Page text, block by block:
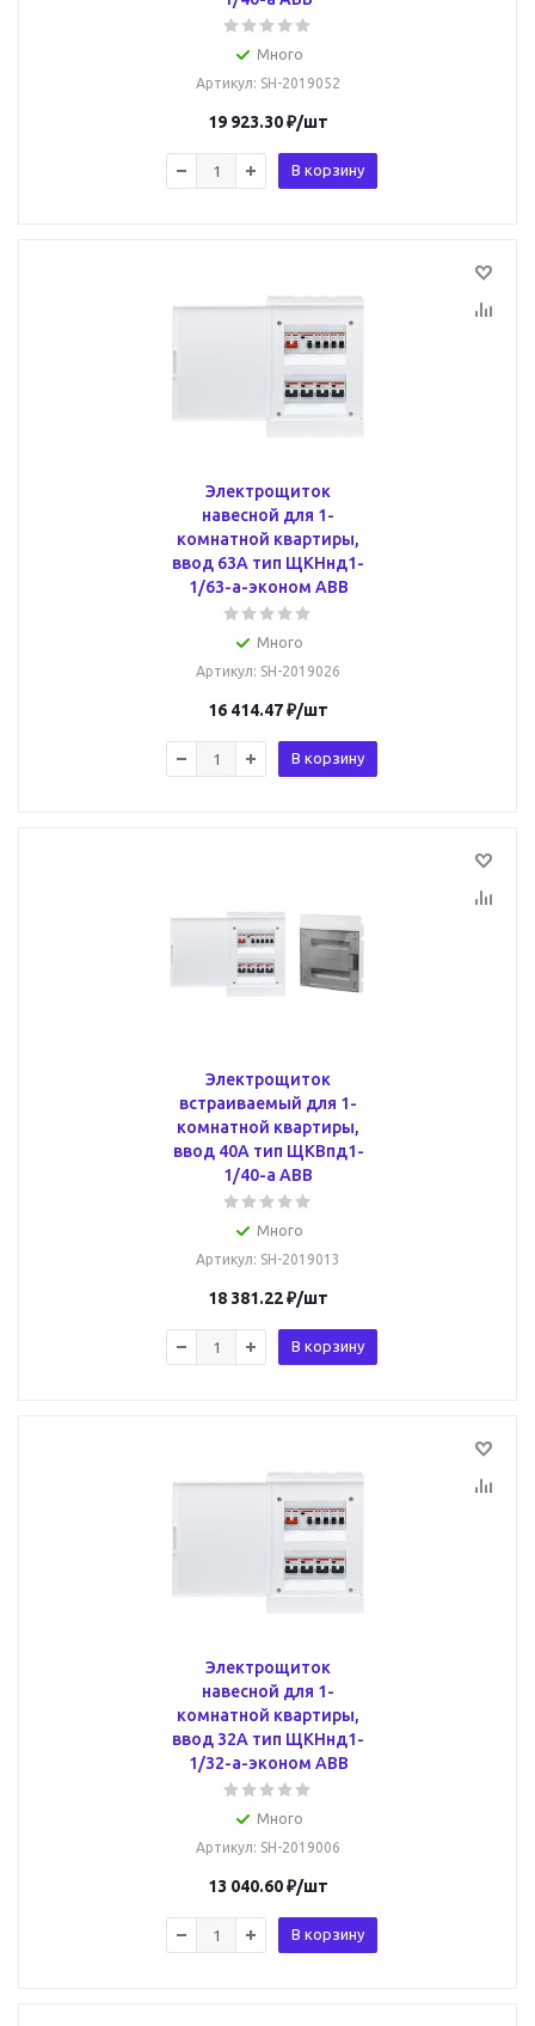
Много
Артикул: SH-2019052
19 923.30₽/шт
В корзину
Электрощиток
навесной для 1-
комнатной квартиры,
ввод 63А тип ЩКНнд1-
1/63-a-эконом ABB
Много
Артикул: SH-2019026
16 414.47₽/шт
В корзину
Электрощиток
встраиваемый для 1-
комнатной квартиры,
ввод 40А тип ЩКВпд1-
1/40-a ABB
Много
Артикул: SH-2019013
18 381.22₽/шт
В корзину
Электрощиток
навесной для 1-
комнатной квартиры,
ввод 32А тип ЩКНнд1-
1/32-a-эконом ABB
Много
Артикул: SH-2019006
13 040.60₽/шт
В корзину